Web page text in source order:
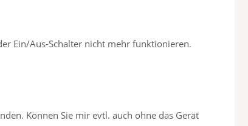
Ein/Aus-Schalter nicht mehr funktionieren.
Können Sie mir evtl. auch ohne das Gerät